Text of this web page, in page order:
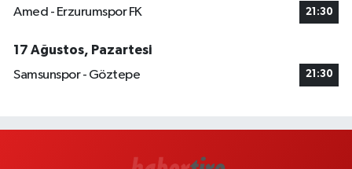
Amed - Erzurumspor FK 21:30
17 Ağustos, Pazartesi
Samsunspor - Göztepe
21:30